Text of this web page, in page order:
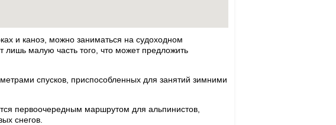
и каноэ, можно заниматься на судоходном
малую часть того, что может предложить
спусков, приспособленных для занятий зимними
первоочередным маршрутом для альпинистов,
снегов.